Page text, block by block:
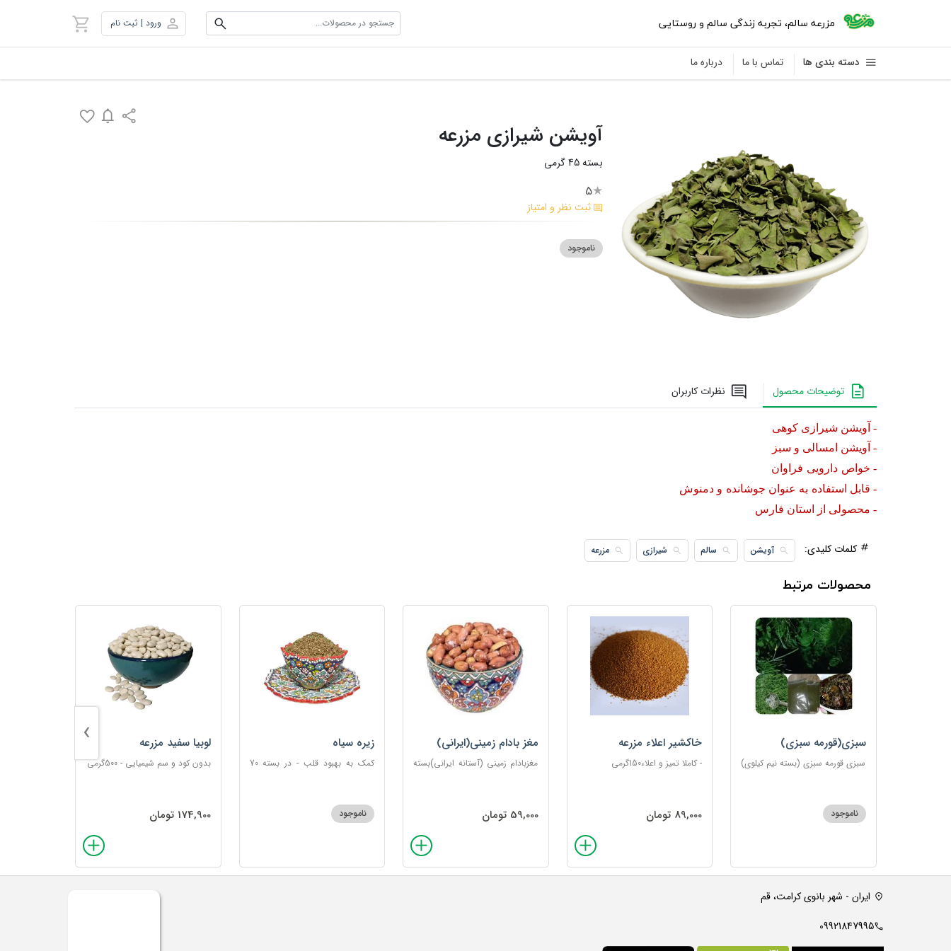
مزرعه سالم
، تجربه زندگی سالم و روستایی جستجو در محصولات... ورود | ثبت نام
دسته بندی ها تماس با ما درباره ما
آویشن شیرازی مزرعه
بسته 45 گرمی
★
5
ثبت نظر و امتیاز
ناموجود
توضیحات محصول نظرات کاربران
- آویشن شیرازی کوهی
- آویشن امسالی و سبز
- خواص دارویی فراوان
- قابل استفاده به عنوان جوشانده و دمنوش
- محصولی از استان فارس
کلمات کلیدی: آویشن سالم شیرازی مزرعه
محصولات مرتبط
سبزی(قورمه سبزی)
سبزی قورمه سبزی (بسته نیم کیلوی)
ناموجود
خاکشیر اعلاء مزرعه
- کاملا تمیز و اعلاء150گرمی
89,000 تومان
مغز بادام زمینی(ایرانی)
مغزبادام زمینی (آستانه ایرانی)بسته
59,000 تومان
زیره سیاه
کمک به بهبود قلب - در بسته 70
ناموجود
لوبیا سفید مزرعه
بدون کود و سم شیمیایی - 500گرمی
174,900 تومان
›
ایران - شهر بانوی کرامت، قم
09921847995